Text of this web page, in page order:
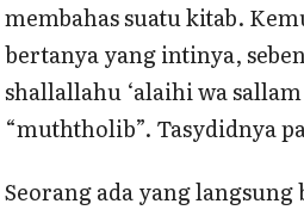
membahas suatu kitab.
bertanya yang intinya,
shallallahu ‘alaihi wa
“muththolib”. Tasydidnya
Seorang ada yang